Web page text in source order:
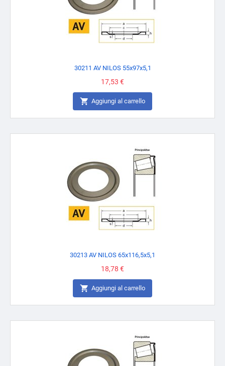
30211 AV NILOS 55x97x5,1
Prezzo
17,53 €
 Aggiungi al carrello
30213 AV NILOS 65x116,5x5,1
Prezzo
18,78 €
 Aggiungi al carrello